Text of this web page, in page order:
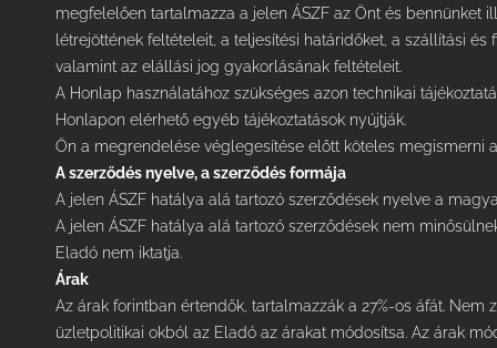
megfelelően tartalmazza a jelen ÁSZF az Önt és bennünket
létrejöttének feltételeit, a teljesítési határidőket, a szállítási
valamint az elállási jog gyakorlásának feltételeit.
A Honlap használatához szükséges azon technikai
Honlapon elérhető egyéb tájékoztatások nyújtják.
Ön a megrendelése véglegesítése előtt köteles megismerni
A szerződés nyelve, a szerződés formája
A jelen ÁSZF hatálya alá tartozó szerződések nyelve a
A jelen ÁSZF hatálya alá tartozó szerződések nem
Eladó nem iktatja.
Árak
Az árak forintban értendők, tartalmazzák a 27%-os áfát. Nem
üzletpolitikai okból az Eladó az árakat módosítsa. Az árak